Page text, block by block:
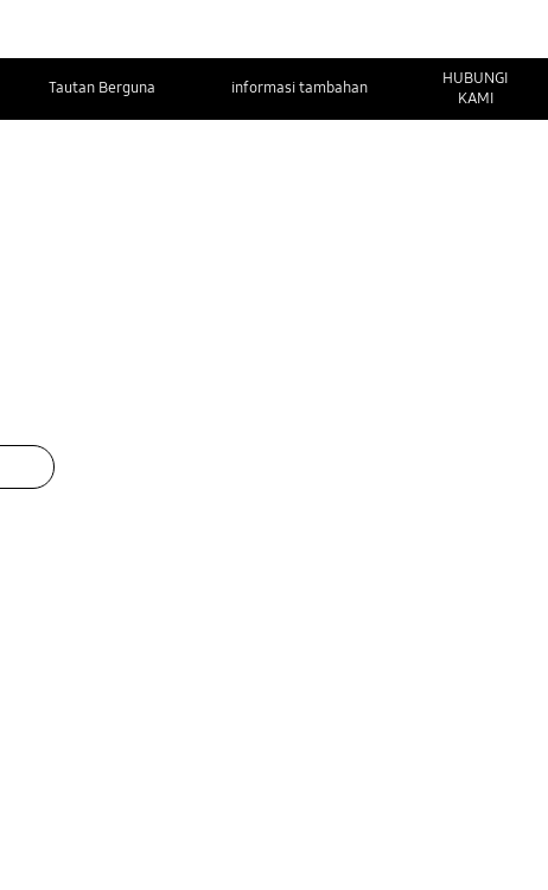
Tautan Berguna informasi tambahan
HUBUNGI
KAMI